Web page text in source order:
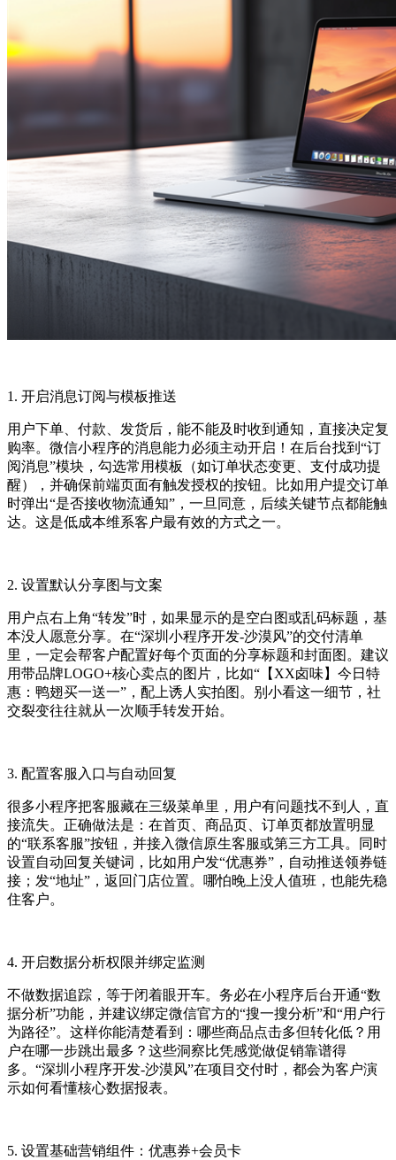
1. 开启消息订阅与模板推送
用户下单、付款、发货后，能不能及时收到通知，直接决定复
购率。微信小程序的消息能力必须主动开启！在后台找到“订
阅消息”模块，勾选常用模板（如订单状态变更、支付成功提
醒），并确保前端页面有触发授权的按钮。比如用户提交订单
时弹出“是否接收物流通知”，一旦同意，后续关键节点都能触
达。这是低成本维系客户最有效的方式之一。
2. 设置默认分享图与文案
用户点右上角“转发”时，如果显示的是空白图或乱码标题，基
本没人愿意分享。在“深圳小程序开发-沙漠风”的交付清单
里，一定会帮客户配置好每个页面的分享标题和封面图。建议
用带品牌LOGO+核心卖点的图片，比如“【XX卤味】今日特
惠：鸭翅买一送一”，配上诱人实拍图。别小看这一细节，社
交裂变往往就从一次顺手转发开始。
3. 配置客服入口与自动回复
很多小程序把客服藏在三级菜单里，用户有问题找不到人，直
接流失。正确做法是：在首页、商品页、订单页都放置明显
的“联系客服”按钮，并接入微信原生客服或第三方工具。同时
设置自动回复关键词，比如用户发“优惠券”，自动推送领券链
接；发“地址”，返回门店位置。哪怕晚上没人值班，也能先稳
住客户。
4. 开启数据分析权限并绑定监测
不做数据追踪，等于闭着眼开车。务必在小程序后台开通“数
据分析”功能，并建议绑定微信官方的“搜一搜分析”和“用户行
为路径”。这样你能清楚看到：哪些商品点击多但转化低？用
户在哪一步跳出最多？这些洞察比凭感觉做促销靠谱得
多。“深圳小程序开发-沙漠风”在项目交付时，都会为客户演
示如何看懂核心数据报表。
5. 设置基础营销组件：优惠券+会员卡